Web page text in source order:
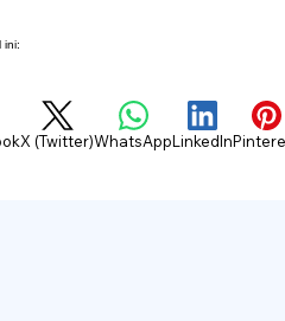
ini:
X (Twitter)WhatsAppLinkedIn